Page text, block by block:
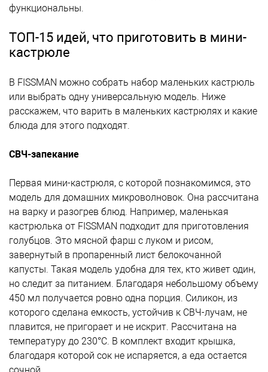
функциональны.
ТОП-15 идей, что приготовить в мини-
кастрюле
В FISSMAN можно собрать набор маленьких кастрюль
или выбрать одну универсальную модель. Ниже
расскажем, что варить в маленьких кастрюлях и какие
блюда для этого подходят.
СВЧ-запекание
Первая мини-кастрюля, с которой познакомимся, это
модель для домашних микроволновок. Она рассчитана
на варку и разогрев блюд. Например, маленькая
кастрюлька от FISSMAN подходит для приготовления
голубцов. Это мясной фарш с луком и рисом,
завернутый в пропаренный лист белокочанной
капусты. Такая модель удобна для тех, кто живет один,
но следит за питанием. Благодаря небольшому объему
450 мл получается ровно одна порция. Силикон, из
которого сделана емкость, устойчив к СВЧ-лучам, не
плавится, не пригорает и не искрит. Рассчитана на
температуру до 230°C. В комплект входит крышка,
благодаря которой сок не испаряется, а еда остается
сочной.